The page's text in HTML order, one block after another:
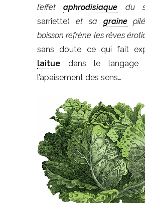
l’effetaphrodisiaque du
sarriette) et sa graine
boisson refrène les rêves
sans doute ce qui fait
laitue dans le langage
l’apaisement des sens…